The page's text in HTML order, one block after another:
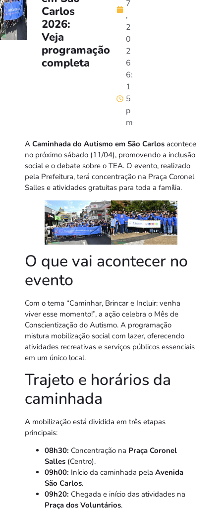
Carlos
2026:
Veja
programação
completa
7
,
2
0
2
6
6:
1
5
p
m
A Caminhada do Autismo em São Carlos acontece
no próximo sábado (11/04), promovendo a inclusão
social e o debate sobre o TEA. O evento, realizado
pela Prefeitura, terá concentração na Praça Coronel
Salles e atividades gratuitas para toda a família.
O que vai acontecer no
evento
Com o tema “Caminhar, Brincar e Incluir: venha
viver esse momento!”, a ação celebra o Mês de
Conscientização do Autismo. A programação
mistura mobilização social com lazer, oferecendo
atividades recreativas e serviços públicos essenciais
em um único local.
Trajeto e horários da
caminhada
A mobilização está dividida em três etapas
principais:
08h30: Concentração na Praça Coronel
Salles (Centro).
09h00: Início da caminhada pela Avenida
São Carlos.
09h20: Chegada e início das atividades na
Praça dos Voluntários.